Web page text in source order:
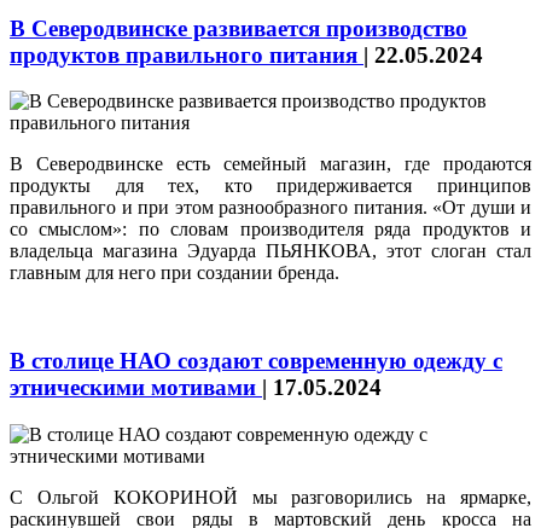
В Северодвинске развивается производство
продуктов правильного питания | 22.05.2024
В Северодвинске есть семейный магазин, где продаются
продукты для тех, кто придерживается принципов
правильного и при этом разнообразного питания. «От души и
со смыслом»: по словам производителя ряда продуктов и
владельца магазина Эдуарда ПЬЯНКОВА, этот слоган стал
главным для него при создании бренда.
В столице НАО создают современную одежду с
этническими мотивами | 17.05.2024
С Ольгой КОКОРИНОЙ мы разговорились на ярмарке,
раскинувшей свои ряды в мартовский день кросса на